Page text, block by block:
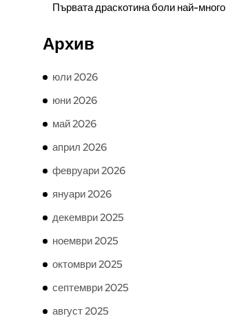
Първата драскотина боли най-много
Архив
юли 2026
юни 2026
май 2026
април 2026
февруари 2026
януари 2026
декември 2025
ноември 2025
октомври 2025
септември 2025
август 2025